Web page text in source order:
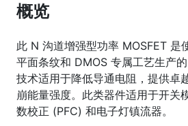
概览
此 N 沟道增强型功率 MOSFET 是
平面条纹和 DMOS 专属工艺生产
技术适用于降低导通电阻，提供卓
崩能量强度。此类器件适用于开关
数校正 (PFC) 和电子灯镇流器。